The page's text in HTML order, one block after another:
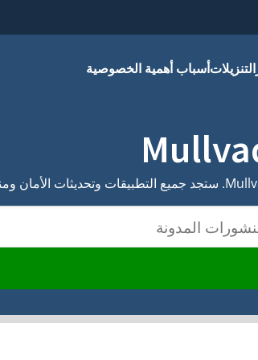
التنزيلاتأسباب أهمية الخصوصية